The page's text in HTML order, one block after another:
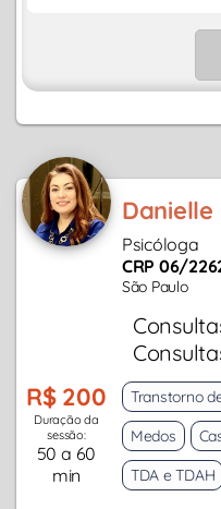
Psicóloga
CRP 06/
São Paulo
R$ 200
Duração da
sessão:
50 a 60
min
Transtorno
Medos
TDA e TDAH